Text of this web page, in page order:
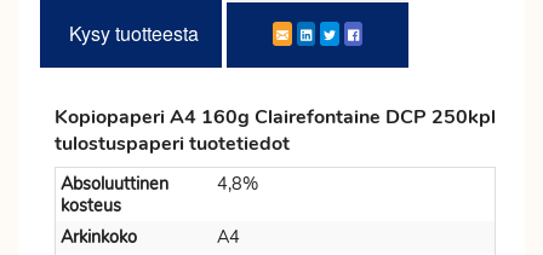
Kysy tuotteesta
Kopiopaperi A4 160g Clairefontaine DCP 250kpl
tulostuspaperi tuotetiedot
Absoluuttinen
kosteus
4,8%
Arkinkoko
A4